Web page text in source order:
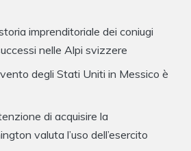
imprenditoriale dei coniugi
nelle Alpi svizzere
degli Stati Uniti in Messico è
di acquisire la
valuta l’uso dell’esercito